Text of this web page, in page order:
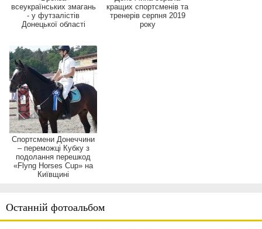
Останній фотоальбом
всеукраїнських змагань
- у футзалістів
Донецької області
кращих спортсменів та
тренерів серпня 2019
року
Спортсмени Донеччини
– переможці Кубку з
подолання перешкод
«Flyng Horses Cup» на
Київщині